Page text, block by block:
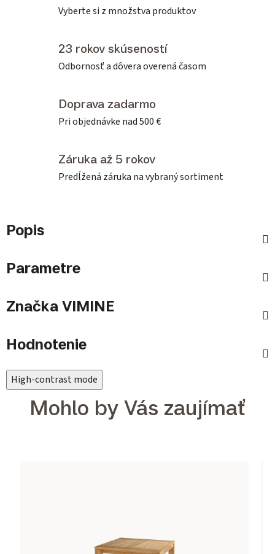
Vyberte si z množstva produktov
23 rokov skúseností
Odbornosť a dôvera overená časom
Doprava zadarmo
Pri objednávke nad 500 €
Záruka až 5 rokov
Predĺžená záruka na vybraný sortiment
Popis
Parametre
Značka VIMINE
Hodnotenie
High-contrast mode
Mohlo by Vás zaujímať